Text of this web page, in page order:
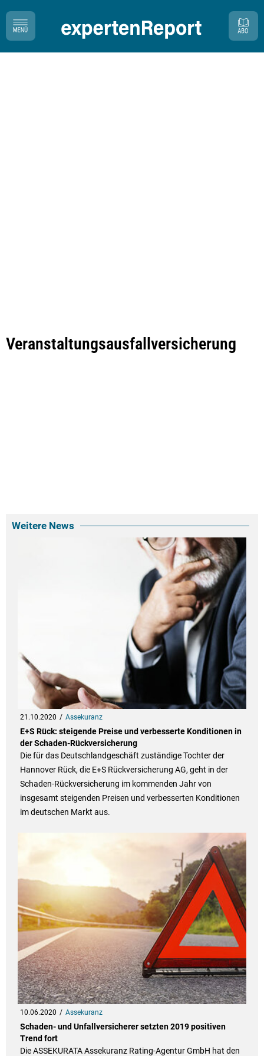
Veranstaltungsausfallversicherung
Weitere News
21.10.2020 Assekuranz
E+S Rück: steigende Preise und verbesserte Konditionen in
der Schaden-Rückversicherung
Die für das Deutschlandgeschäft zuständige Tochter der
Hannover Rück, die E+S Rückversicherung AG, geht in der
Schaden-Rückversicherung im kommenden Jahr von
insgesamt steigenden Preisen und verbesserten Konditionen
im deutschen Markt aus.
10.06.2020 Assekuranz
Schaden- und Unfallversicherer setzten 2019 positiven
Trend fort
Die ASSEKURATA Assekuranz Rating-Agentur GmbH hat den